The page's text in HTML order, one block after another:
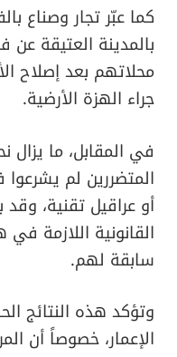
كما عبّر تجار وصناع
بالمدينة العتيقة
محلاتهم بعد إصلاح
جراء الهزة الأرضية.
المتضررين لم يشرعوا
أو عراقيل تقنية،
القانونية اللازمة
سابقة لهم.
وتؤكد هذه النتائج
الإعمار، خصوصاً أن